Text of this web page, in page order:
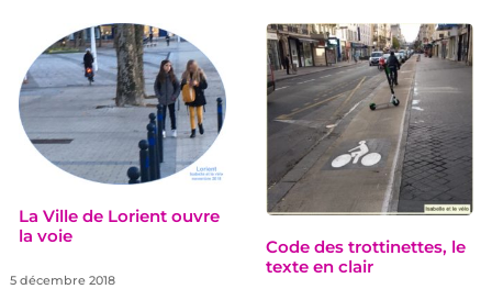
La Ville de Lorient ouvre
la voie
5 décembre 2018
Code des trottinettes, le
texte en clair